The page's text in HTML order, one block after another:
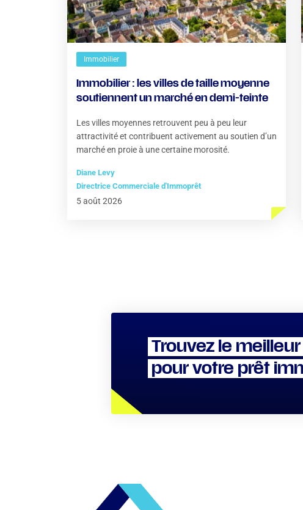
Immobilier
Immobilier : les villes de taille moyenne
soutiennent un marché en demi-teinte
Les villes moyennes retrouvent peu à peu leur
attractivité et contribuent activement au soutien d’un
marché en proie à une certaine morosité.
Diane Levy
Directrice Commerciale d'Immoprêt
5 août 2026
Trouvez le
pour votre prêt